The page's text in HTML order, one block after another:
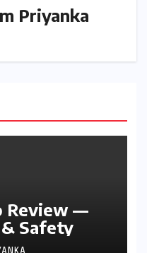
Priyanka
Review —
& Safety